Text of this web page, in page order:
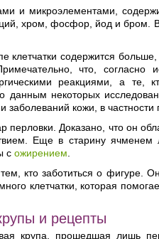
и микроэлементами,
хром, фосфор, йод и бром.
клетчатки содержится
что,
реакциями, а
данным некоторых
кожи, в частности
перловки. Доказано, что он
Еще в старину
сожирением
кто заботиться о фигуре.
клетчатки, которая
и рецепты
крупа, прошедшая лишь